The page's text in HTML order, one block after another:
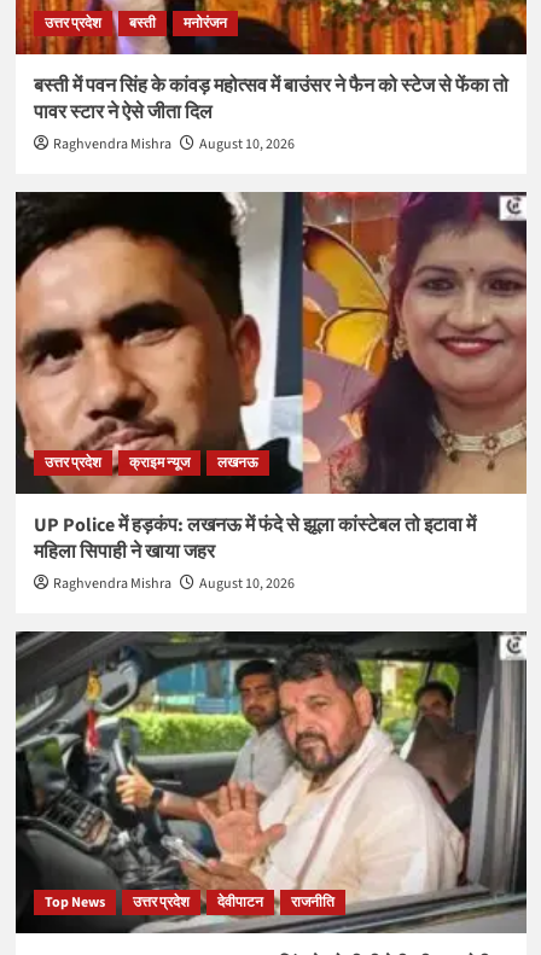
उत्तर प्रदेश बस्ती मनोरंजन
बस्ती में पवन सिंह के कांवड़ महोत्सव में बाउंसर ने फैन को स्टेज से फेंका तो
पावर स्टार ने ऐसे जीता दिल
Raghvendra Mishra August 10, 2026
उत्तर प्रदेश क्राइम न्यूज लखनऊ
UP Police में हड़कंप: लखनऊ में फंदे से झूला कांस्टेबल तो इटावा में
महिला सिपाही ने खाया जहर
Raghvendra Mishra August 10, 2026
Top News उत्तर प्रदेश देवीपाटन राजनीति